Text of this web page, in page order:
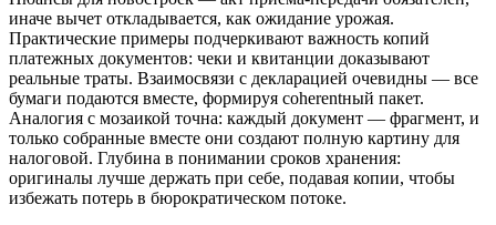
иначе вычет откладывается, как ожидание урожая.
Практические примеры подчеркивают важность копий
платежных документов: чеки и квитанции доказывают
реальные траты. Взаимосвязи с декларацией очевидны — все
бумаги подаются вместе, формируя coherentный пакет.
Аналогия с мозаикой точна: каждый документ — фрагмент, и
только собранные вместе они создают полную картину для
налоговой. Глубина в понимании сроков хранения:
оригиналы лучше держать при себе, подавая копии, чтобы
избежать потерь в бюрократическом потоке.